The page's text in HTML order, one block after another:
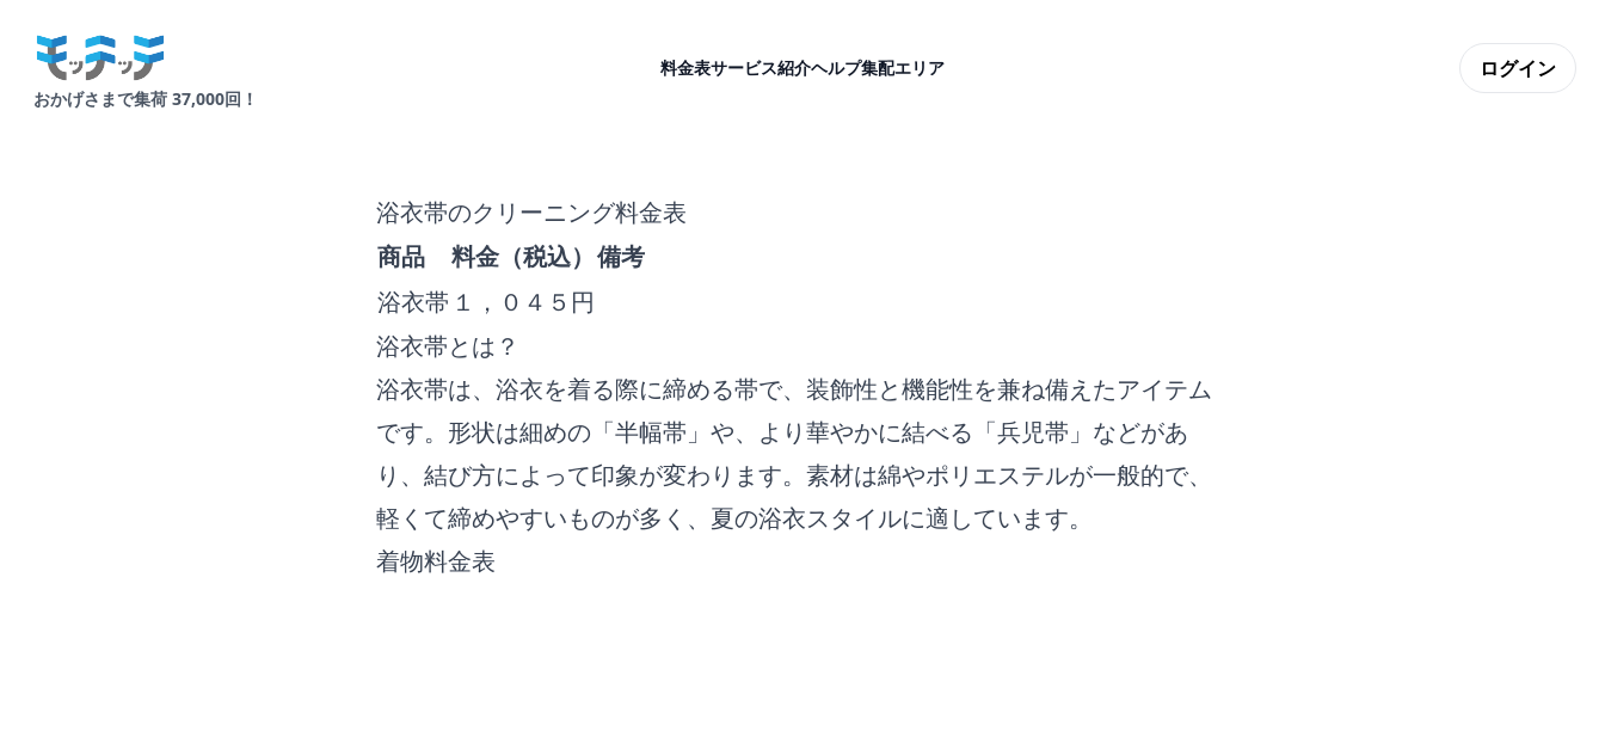
Your Company
おかげさまで集荷 37,000回！
料金表サービス紹介ヘルプ集配エリア ログイン
浴衣帯のクリーニング料金表
商品
料金（税込） 備考
浴衣帯 １，０４５円
浴衣帯とは？
浴衣帯は、浴衣を着る際に締める帯で、装飾性と機能性を兼ね備えたアイテム
です。形状は細めの「半幅帯」や、より華やかに結べる「兵児帯」などがあ
り、結び方によって印象が変わります。素材は綿やポリエステルが一般的で、
軽くて締めやすいものが多く、夏の浴衣スタイルに適しています。
着物料金表